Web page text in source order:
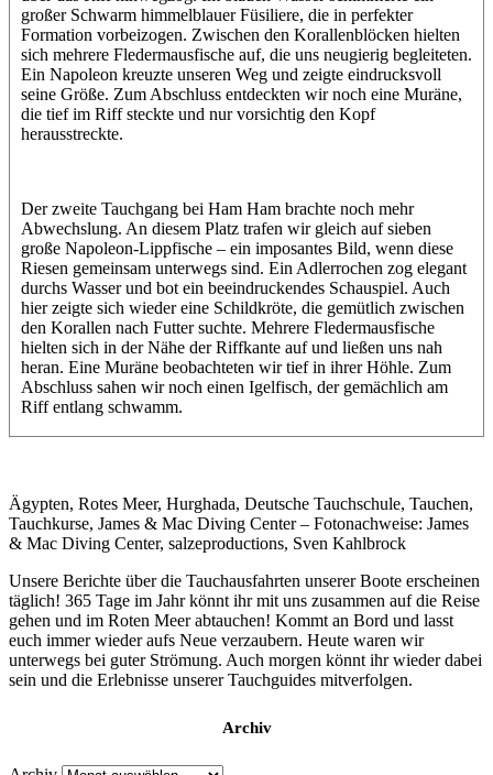
großer Schwarm himmelblauer Füsiliere, die in perfekter
Formation vorbeizogen. Zwischen den Korallenblöcken hielten
sich mehrere Fledermausfische auf, die uns neugierig begleiteten.
Ein Napoleon kreuzte unseren Weg und zeigte eindrucksvoll
seine Größe. Zum Abschluss entdeckten wir noch eine Muräne,
die tief im Riff steckte und nur vorsichtig den Kopf
herausstreckte.
Der zweite Tauchgang bei Ham Ham brachte noch mehr
Abwechslung. An diesem Platz trafen wir gleich auf sieben
große Napoleon-Lippfische – ein imposantes Bild, wenn diese
Riesen gemeinsam unterwegs sind. Ein Adlerrochen zog elegant
durchs Wasser und bot ein beeindruckendes Schauspiel. Auch
hier zeigte sich wieder eine Schildkröte, die gemütlich zwischen
den Korallen nach Futter suchte. Mehrere Fledermausfische
hielten sich in der Nähe der Riffkante auf und ließen uns nah
heran. Eine Muräne beobachteten wir tief in ihrer Höhle. Zum
Abschluss sahen wir noch einen Igelfisch, der gemächlich am
Riff entlang schwamm.
Ägypten, Rotes Meer, Hurghada, Deutsche Tauchschule, Tauchen,
Tauchkurse, James & Mac Diving Center – Fotonachweise: James
& Mac Diving Center, salzeproductions, Sven Kahlbrock
Unsere Berichte über die Tauchausfahrten unserer Boote erscheinen
täglich! 365 Tage im Jahr könnt ihr mit uns zusammen auf die Reise
gehen und im Roten Meer abtauchen! Kommt an Bord und lasst
euch immer wieder aufs Neue verzaubern. Heute waren wir
unterwegs bei guter Strömung. Auch morgen könnt ihr wieder dabei
sein und die Erlebnisse unserer Tauchguides mitverfolgen.
Archiv